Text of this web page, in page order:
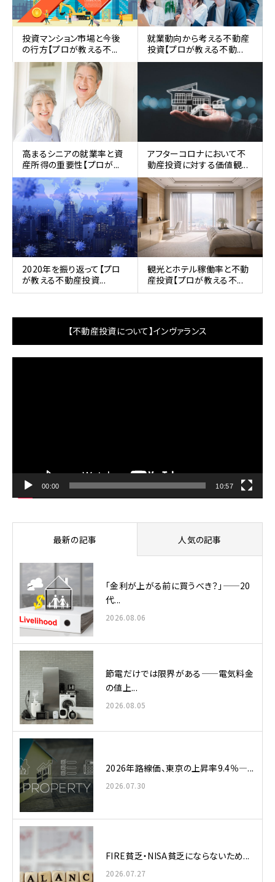
投資マンション市場と今後
の行方【プロが教える不...
就業動向から考える不動産
投資【プロが教える不動...
高まるシニアの就業率と資
産所得の重要性【プロが...
アフターコロナにおいて不
動産投資に対する価値観...
2020年を振り返って【プロ
が教える不動産投資...
観光とホテル稼働率と不動
産投資【プロが教える不...
【不動産投資について】インヴァランス
00:00 10:57
最新の記事 人気の記事
「金利が上がる前に買うべき？」——20
代...
2026.08.06
節電だけでは限界がある——電気料金
の値上...
2026.08.05
2026年路線価、東京の上昇率9.4％—...
2026.07.30
FIRE貧乏・NISA貧乏にならないため...
2026.07.27